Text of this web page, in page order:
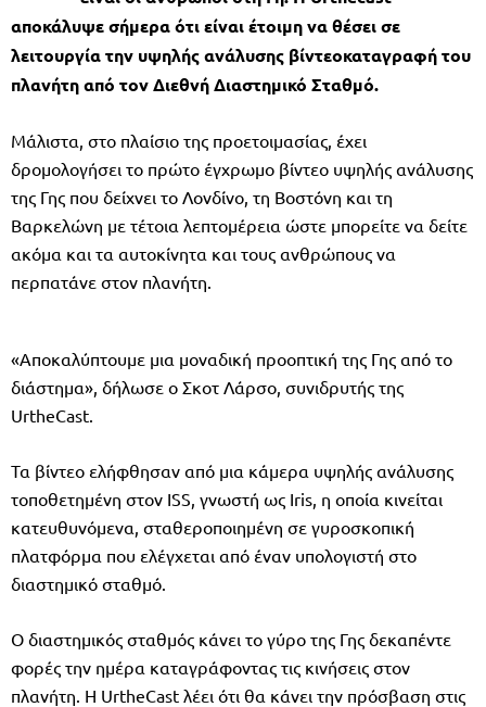
αποκάλυψε σήμερα ότι είναι έτοιμη να θέσει σε
λειτουργία την υψηλής ανάλυσης βίντεοκαταγραφή του
πλανήτη από τον Διεθνή Διαστημικό Σταθμό.
Μάλιστα, στο πλαίσιο της προετοιμασίας, έχει
δρομολογήσει το πρώτο έγχρωμο βίντεο υψηλής ανάλυσης
της Γης που δείχνει το Λονδίνο, τη Βοστόνη και τη
Βαρκελώνη με τέτοια λεπτομέρεια ώστε μπορείτε να δείτε
ακόμα και τα αυτοκίνητα και τους ανθρώπους να
περπατάνε στον πλανήτη.
«Αποκαλύπτουμε μια μοναδική προοπτική της Γης από το
διάστημα», δήλωσε ο Σκοτ Λάρσο, συνιδρυτής της
UrtheCast.
Τα βίντεο ελήφθησαν από μια κάμερα υψηλής ανάλυσης
τοποθετημένη στον ISS, γνωστή ως Iris, η οποία κινείται
κατευθυνόμενα, σταθεροποιημένη σε γυροσκοπική
πλατφόρμα που ελέγχεται από έναν υπολογιστή στο
διαστημικό σταθμό.
Ο διαστημικός σταθμός κάνει το γύρο της Γης δεκαπέντε
φορές την ημέρα καταγράφοντας τις κινήσεις στον
πλανήτη. Η UrtheCast λέει ότι θα κάνει την πρόσβαση στις